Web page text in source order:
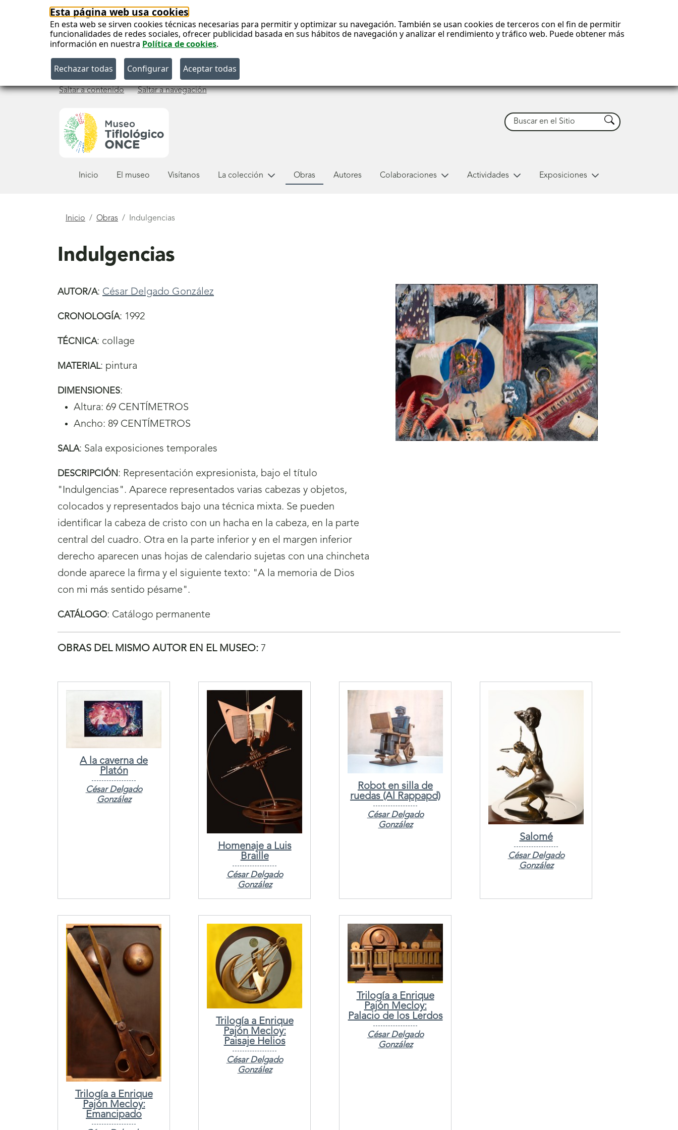
Esta página web usa cookies
En esta web se sirven cookies técnicas necesarias para permitir y optimizar su navegación. También se usan cookies de terceros con el fin de permitir
funcionalidades de redes sociales, ofrecer publicidad basada en sus hábitos de navegación y analizar el rendimiento y tráfico web. Puede obtener más
información en nuestra Política de cookies.
Saltar a contenido Saltar a navegación
Buscar Buscar
Inicio El museo Visítanos La colección Obras Autores Colaboraciones Actividades Exposiciones
Está
Inicio Obras Indulgencias
Indulgencias
AUTOR/A: César Delgado González
CRONOLOGÍA: 1992
TÉCNICA: collage
MATERIAL: pintura
DIMENSIONES:
Altura: 69 CENTÍMETROS
Ancho: 89 CENTÍMETROS
SALA: Sala exposiciones temporales
DESCRIPCIÓN: Representación expresionista, bajo el título
"Indulgencias". Aparece representados varias cabezas y objetos,
colocados y representados bajo una técnica mixta. Se pueden
identificar la cabeza de cristo con un hacha en la cabeza, en la parte
central del cuadro. Otra en la parte inferior y en el margen inferior
derecho aparecen unas hojas de calendario sujetas con una chincheta
donde aparece la firma y el siguiente texto: "A la memoria de Dios
con mi más sentido pésame".
CATÁLOGO: Catálogo permanente
OBRAS DEL MISMO AUTOR EN EL MUSEO: 7
A la caverna de
Platón
César Delgado
González
Homenaje a Luis
Braille
César Delgado
González
Robot en silla de
ruedas (Al Rappapd)
César Delgado
González
Salomé
César Delgado
González
Trilogía a Enrique
Pajón Mecloy:
Emancipado
Trilogía a Enrique
Pajón Mecloy:
Paisaje Helios
César Delgado
González
Trilogía a Enrique
Pajón Mecloy:
Palacio de los Lerdos
César Delgado
González